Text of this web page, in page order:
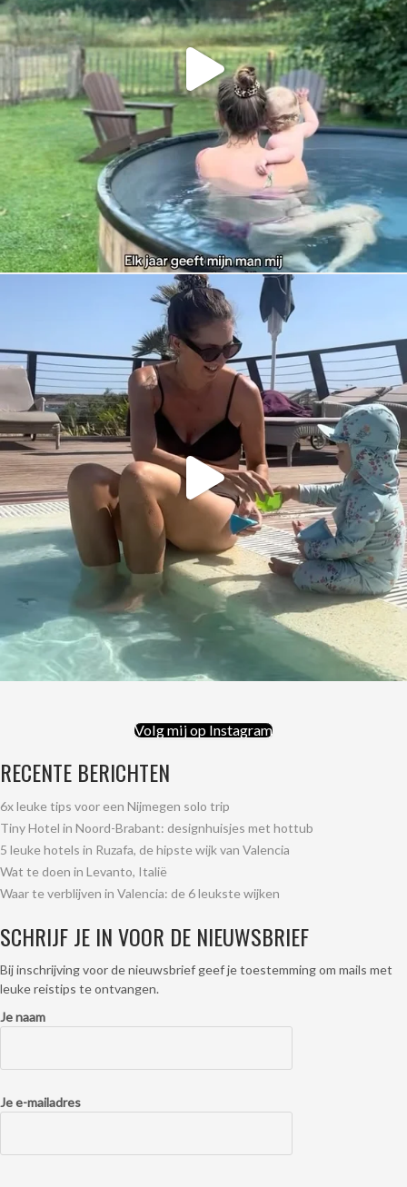
Volg mij op Instagram
RECENTE BERICHTEN
6x leuke tips voor een Nijmegen solo trip
Tiny Hotel in Noord-Brabant: designhuisjes met hottub
5 leuke hotels in Ruzafa, de hipste wijk van Valencia
Wat te doen in Levanto, Italië
Waar te verblijven in Valencia: de 6 leukste wijken
SCHRIJF JE IN VOOR DE NIEUWSBRIEF
Bij inschrijving voor de nieuwsbrief geef je toestemming om mails met
leuke reistips te ontvangen.
Je naam
Je e-mailadres